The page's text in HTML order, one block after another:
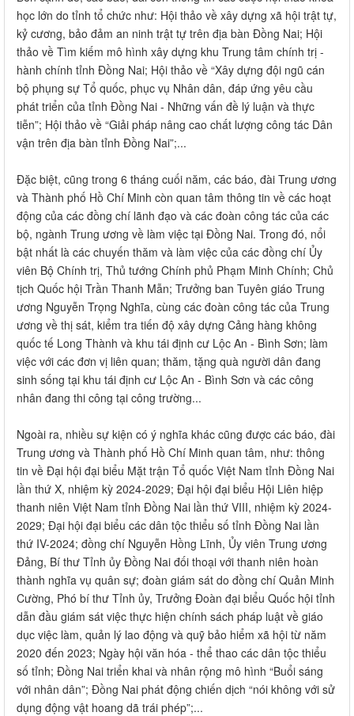
học lớn do tỉnh tổ chức như: Hội thảo về xây dựng xã hội trật tự,
kỷ cương, bảo đảm an ninh trật tự trên địa bàn Đồng Nai; Hội
thảo về Tìm kiếm mô hình xây dựng khu Trung tâm chính trị -
hành chính tỉnh Đồng Nai; Hội thảo về “Xây dựng đội ngũ cán
bộ phụng sự Tổ quốc, phục vụ Nhân dân, đáp ứng yêu cầu
phát triển của tỉnh Đồng Nai - Những vấn đề lý luận và thực
tiễn”; Hội thảo về “Giải pháp nâng cao chất lượng công tác Dân
vận trên địa bàn tỉnh Đồng Nai”;...
Đặc biệt, cũng trong 6 tháng cuối năm, các báo, đài Trung ương
và Thành phố Hồ Chí Minh còn quan tâm thông tin về các hoạt
động của các đồng chí lãnh đạo và các đoàn công tác của các
bộ, ngành Trung ương về làm việc tại Đồng Nai. Trong đó, nổi
bật nhất là các chuyến thăm và làm việc của các đồng chí Ủy
viên Bộ Chính trị, Thủ tướng Chính phủ Phạm Minh Chính; Chủ
tịch Quốc hội Trần Thanh Mẫn; Trưởng ban Tuyên giáo Trung
ương Nguyễn Trọng Nghĩa, cùng các đoàn công tác của Trung
ương về thị sát, kiểm tra tiến độ xây dựng Cảng hàng không
quốc tế Long Thành và khu tái định cư Lộc An - Bình Sơn; làm
việc với các đơn vị liên quan; thăm, tặng quà người dân đang
sinh sống tại khu tái định cư Lộc An - Bình Sơn và các công
nhân đang thi công tại công trường...
Ngoài ra, nhiều sự kiện có ý nghĩa khác cũng được các báo, đài
Trung ương và Thành phố Hồ Chí Minh quan tâm, như: thông
tin về Đại hội đại biểu Mặt trận Tổ quốc Việt Nam tỉnh Đồng Nai
lần thứ X, nhiệm kỳ 2024-2029; Đại hội đại biểu Hội Liên hiệp
thanh niên Việt Nam tỉnh Đồng Nai lần thứ VIII, nhiệm kỳ 2024-
2029; Đại hội đại biểu các dân tộc thiểu số tỉnh Đồng Nai lần
thứ IV-2024; đồng chí Nguyễn Hồng Lĩnh, Ủy viên Trung ương
Đảng, Bí thư Tỉnh ủy Đồng Nai đối thoại với thanh niên hoàn
thành nghĩa vụ quân sự; đoàn giám sát do đồng chí Quản Minh
Cường, Phó bí thư Tỉnh ủy, Trưởng Đoàn đại biểu Quốc hội tỉnh
dẫn đầu giám sát việc thực hiện chính sách pháp luật về giáo
dục việc làm, quản lý lao động và quỹ bảo hiểm xã hội từ năm
2020 đến 2023; Ngày hội văn hóa - thể thao các dân tộc thiểu
số tỉnh; Đồng Nai triển khai và nhân rộng mô hình “Buổi sáng
với nhân dân”; Đồng Nai phát động chiến dịch “nói không với sử
dụng động vật hoang dã trái phép”;...